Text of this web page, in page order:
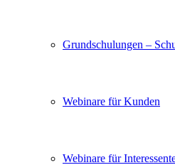
Grundschulungen –
Webinare für Kunden
Webinare für